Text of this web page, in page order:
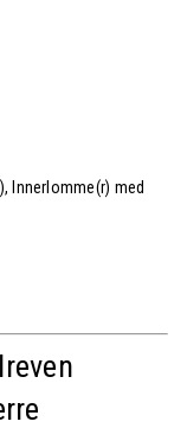
Innerlomme(r) med